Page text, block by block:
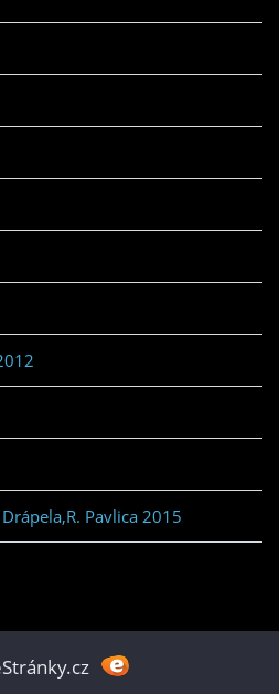
Pavlica 2015